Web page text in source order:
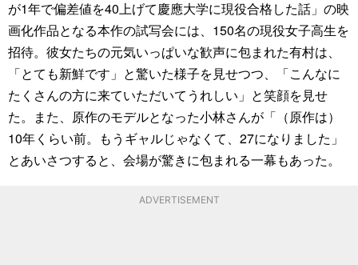
が1年で偏差値を40上げて慶應大学に現役合格した話」の映
画化作品となる本作の試写会には、150名の現役女子高生を
招待。彼女たちの元気いっぱいな歓声に包まれた有村は、
「とても新鮮です」と驚いた様子を見せつつ、「こんなに
たくさんの方に来ていただいてうれしい」と笑顔を見せ
た。また、原作のモデルとなった小林さんが「（原作は）
10年くらい前。もうギャルじゃなくて、27になりました」
とあいさつすると、会場が驚きに包まれる一幕もあった。
ADVERTISEMENT